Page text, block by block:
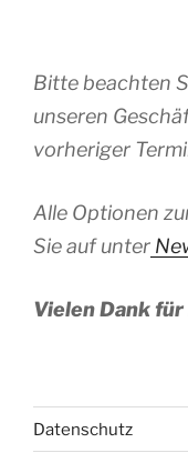
Bitte beachten
unseren
vorheriger
Alle Optionen
Sie auf unter
Vielen Dank
Datenschutz